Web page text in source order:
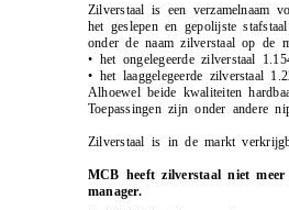
Zilverstaal is een verzamelnaam
het geslepen en gepolijste
onder de naam zilverstaal op de
• het ongelegeerde zilverstaal
• het laaggelegeerde zilverstaal
Alhoewel beide kwaliteiten
Toepassingen zijn onder andere
Zilverstaal is in de markt
MCB heeft zilverstaal niet
manager.